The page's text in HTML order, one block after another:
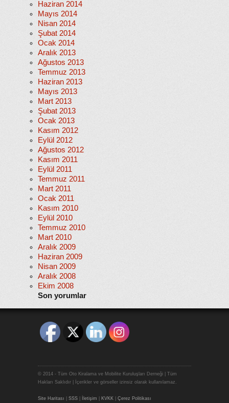
Haziran 2014
Mayıs 2014
Nisan 2014
Şubat 2014
Ocak 2014
Aralık 2013
Ağustos 2013
Temmuz 2013
Haziran 2013
Mayıs 2013
Mart 2013
Şubat 2013
Ocak 2013
Kasım 2012
Eylül 2012
Ağustos 2012
Kasım 2011
Eylül 2011
Temmuz 2011
Mart 2011
Ocak 2011
Kasım 2010
Eylül 2010
Temmuz 2010
Mart 2010
Aralık 2009
Haziran 2009
Nisan 2009
Aralık 2008
Ekim 2008
Son yorumlar
© 2014 - Tüm Oto Kiralama ve Mobilite Kuruluşları Derneği | Tüm
Hakları Saklıdır | İçerikler ve görseller izinsiz olarak kullanılamaz.
Site Haritası SSS İletişim KVKK Çerez Politikası